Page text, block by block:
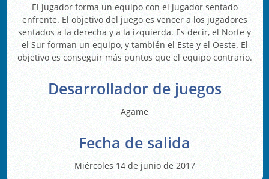
El jugador forma un equipo con el jugador sentado
enfrente. El objetivo del juego es vencer a los jugadores
sentados a la derecha y a la izquierda. Es decir, el Norte y
el Sur forman un equipo, y también el Este y el Oeste. El
objetivo es conseguir más puntos que el equipo contrario.
Desarrollador de juegos
Agame
Fecha de salida
Miércoles 14 de junio de 2017